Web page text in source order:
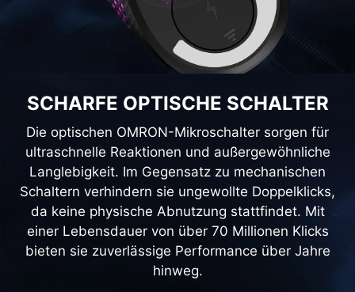
SCHARFE OPTISCHE SCHALTER
Die optischen OMRON-Mikroschalter sorgen für
ultraschnelle Reaktionen und außergewöhnliche
Langlebigkeit. Im Gegensatz zu mechanischen
Schaltern verhindern sie ungewollte Doppelklicks,
da keine physische Abnutzung stattfindet. Mit
einer Lebensdauer von über 70 Millionen Klicks
bieten sie zuverlässige Performance über Jahre
hinweg.